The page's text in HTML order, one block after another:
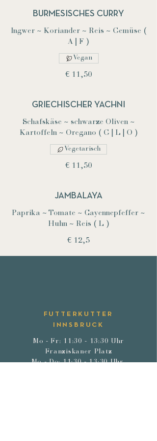
BURMESISCHES CURRY
Ingwer ~ Koriander ~ Reis ~ Gemüse (
A | F )
€ 11,50
Vegan
GRIECHISCHER YACHNI
Schafskäse ~ schwarze Oliven ~
Kartoffeln ~ Oregano ( G | L | O )
€ 11,50
Vegetarisch
JAMBALAYA
Paprika ~ Tomate ~ Cayennepfeffer ~
Huhn ~ Reis ( L )
€ 12,5
FUTTERKUTTER
INNSBRUCK
Mo - Fr: 11:30 - 13:30 Uhr
Franziskaner Platz
Mo - Do: 11:30 - 13:30 Uhr